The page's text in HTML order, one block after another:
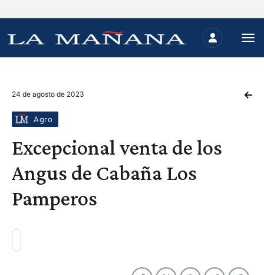
24 de agosto de 2023
Agro
Excepcional venta de los
Angus de Cabaña Los
Pamperos